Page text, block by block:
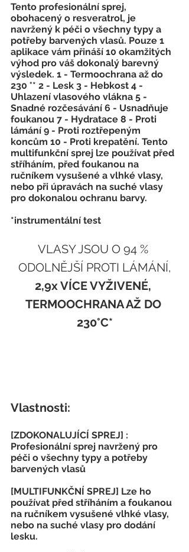
Tento profesionální sprej,
obohacený o resveratrol, je
navržený k péči o všechny typy a
potřeby barvených vlasů. Pouze 1
aplikace vám přináší 10 okamžitých
výhod pro váš dokonalý barevný
výsledek.​ 1 - Termoochrana až do
230 °* ​2 - Lesk ​3 - Hebkost ​4 -
Uhlazení vlasového vlákna ​5 -
Snadné rozčesávání ​6 - Usnadňuje
foukanou ​7 - Hydratace ​8 - Proti
lámání ​9 - Proti roztřepeným
koncům ​10 - Proti krepatění. Tento
multifunkční sprej lze používat před
stříháním, před foukanou na
ručníkem vysušené a vlhké vlasy,
nebo při úpravách na suché vlasy
pro dokonalou ochranu barvy.​​​​
*instrumentální test
VLASY JSOU O 94 %
ODOLNĚJŠÍ PROTI LÁMÁNÍ,
2,9x VÍCE VYŽIVENÉ,
TERMOOCHRANA AŽ DO
230°C*
Vlastnosti:
[ZDOKONALUJÍCÍ SPREJ] :
Profesionální sprej navržený pro
péči o všechny typy a potřeby
barvených vlasů
[MULTIFUNKČNÍ SPREJ] Lze ho
používat před stříháním a foukanou
na ručníkem vysušené vlhké vlasy,
nebo na suché vlasy pro dodání
lesku.